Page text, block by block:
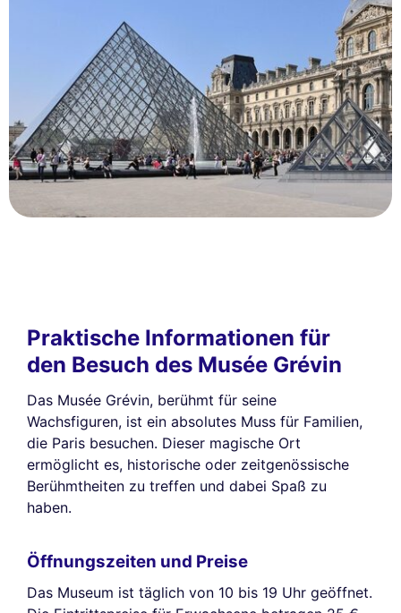
Praktische Informationen für
den Besuch des Musée Grévin
Das Musée Grévin, berühmt für seine
Wachsfiguren, ist ein absolutes Muss für Familien,
die Paris besuchen. Dieser magische Ort
ermöglicht es, historische oder zeitgenössische
Berühmtheiten zu treffen und dabei Spaß zu
haben.
Öffnungszeiten und Preise
Das Museum ist täglich von 10 bis 19 Uhr geöffnet.